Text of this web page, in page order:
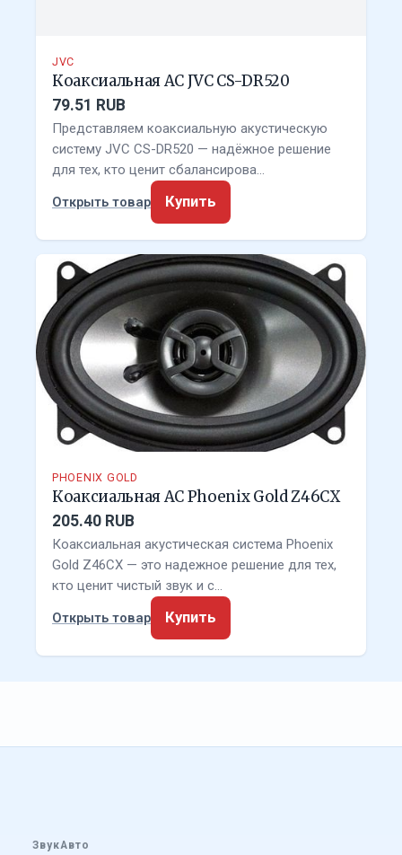
JVC
Коаксиальная АС JVC CS-DR520
79.51 RUB
Представляем коаксиальную акустическую
систему JVC CS-DR520 — надёжное решение
для тех, кто ценит сбалансирова…
Открыть товар
Купить
PHOENIX GOLD
Коаксиальная АС Phoenix Gold Z46CX
205.40 RUB
Коаксиальная акустическая система Phoenix
Gold Z46CX — это надежное решение для тех,
кто ценит чистый звук и с…
Открыть товар
Купить
ЗвукАвто